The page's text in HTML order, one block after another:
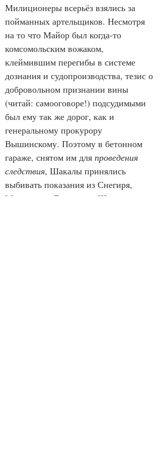
Милиционеры всерьёз взялись за
пойманных артельщиков. Несмотря
на то что Майор был когда-то
комсомольским вожаком,
клеймившим перегибы в системе
дознания и судопроизводства, тезис о
добровольном признании вины
(читай: самооговоре!) подсудимыми
был ему так же дорог, как и
генеральному прокурору
Вышинскому. Поэтому в бетонном
гараже, снятом им для проведения
следствия, Шакалы принялись
выбивать показания из Снегиря,
Матросика, Львовны и Шпиля.